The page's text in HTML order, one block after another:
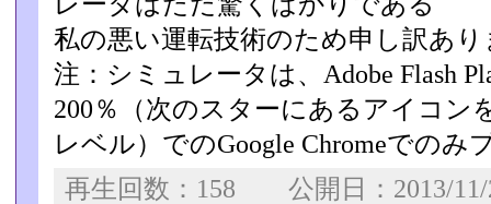
私の悪い運転技術のため申し訳あ
注：シミュレータは、Adobe Flash
200％（次のスターにあるアイコン
レベル）でのGoogle Chromeでのみ​​
再生回数：158 公開日：